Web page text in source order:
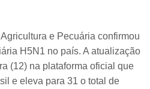
e Pecuária confirmou
H5N1 no país. A atualização
(12) na plataforma oficial que
e eleva para 31 o total de